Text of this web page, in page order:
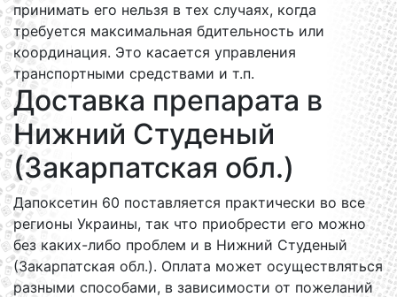
принимать его нельзя в тех случаях, когда
требуется максимальная бдительность или
координация. Это касается управления
транспортными средствами и т.п.
Доставка препарата в
Нижний Студеный
(Закарпатская обл.)
Дапоксетин 60 поставляется практически во все
регионы Украины, так что приобрести его можно
без каких-либо проблем и в Нижний Студеный
(Закарпатская обл.). Оплата может осуществляться
разными способами, в зависимости от пожеланий